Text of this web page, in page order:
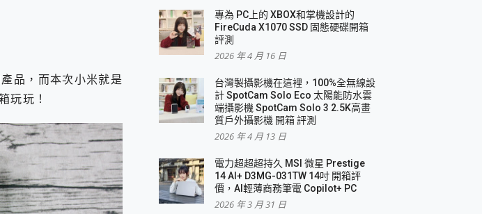
5合1 磁吸無線急速行動電源 開箱 評測
旅行夥伴！帶給您優異的安全性與強大供電效能
27型」 4K IPS 輕薄商用智慧聯網螢幕 開箱 評測
ONPRO MagReact™ M3 3 in 1可攜摺疊無線充電器 開箱 評測
! 超穩超服貼，音質、通話也很優質
洗脫烘 AI 滾筒洗衣機
Station 掌機專屬擴充底座 開箱 評測
開箱 評測
是這麼好拍
音樂分離 2024 消除人聲推薦
Now飛人 ios教學 不出門也可以到處走
品，而本次小米就是
玩玩！
專為 PC上的 XBOX和掌機設計的
FireCuda X1070 SSD 固態硬碟開箱
評測
2026 年 4 月 16 日
台灣製攝影機在這裡，100%全無線設
計 SpotCam Solo Eco 太陽能防水雲
端攝影機 SpotCam Solo 3 2.5K高畫
質戶外攝影機 開箱 評測
2026 年 4 月 13 日
電力超超超持久 MSI 微星 Prestige
14 AI+ D3MG-031TW 14吋 開箱評
價，AI輕薄商務筆電 Copilot+ PC
2026 年 3 月 31 日